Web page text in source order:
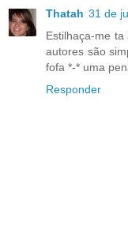
Thatah 31 de
Estilhaça-me
autores são
fofa *-* uma
Responder